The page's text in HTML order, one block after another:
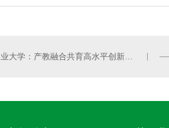
合肥工业大学：产教融合共育高水平创新型人才